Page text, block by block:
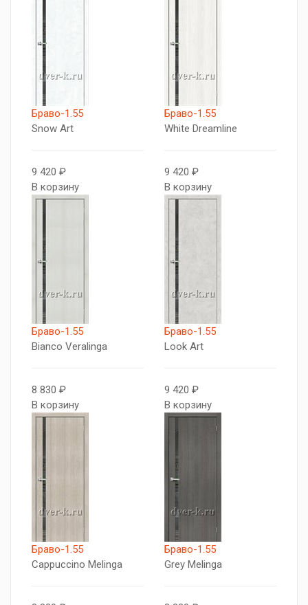
Браво-1.55
Snow Art
9 420 ₽
В корзину
Браво-1.55
White Dreamline
9 420 ₽
В корзину
Браво-1.55
Bianco Veralinga
8 830 ₽
В корзину
Браво-1.55
Look Art
9 420 ₽
В корзину
Браво-1.55
Cappuccino Melinga
Браво-1.55
Grey Melinga